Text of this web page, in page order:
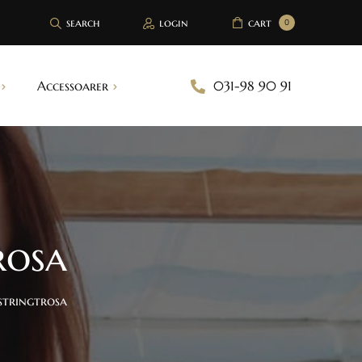
search login 0
cart
Accessoarer
Handskar
031-98 90 91
stringtrosa